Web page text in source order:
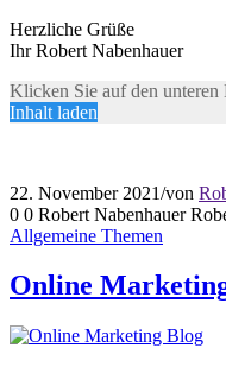
Herzliche Grüße
Ihr Robert Nabenhauer
Klicken Sie auf den unteren
Inhalt laden
22. November 2021/von
0 0 Robert Nabenhauer
Allgemeine Themen
Online